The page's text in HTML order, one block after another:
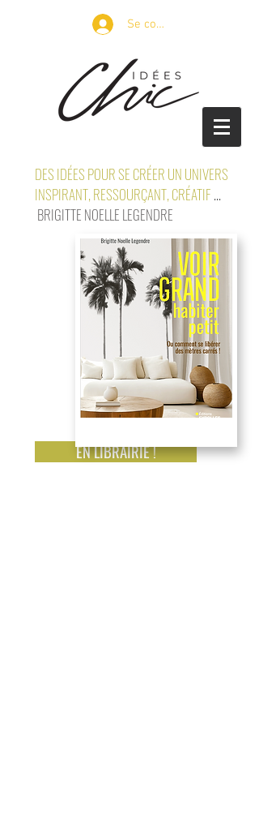
Se connecter
DES IDÉES POUR SE CRÉER UN UNIVERS
INSPIRANT, RESSOURÇANT, CRÉATIF ...
BRIGITTE NOELLE LEGENDRE
EN LIBRAIRIE !